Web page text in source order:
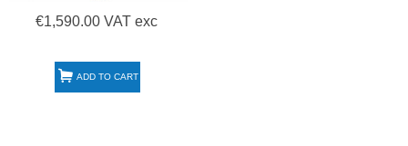
€1,590.00 VAT exc
ADD TO CART